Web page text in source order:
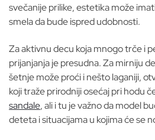
svečanije prilike, estetika može
smela da bude ispred udobnosti.
Za aktivnu decu koja mnogo trče i
prijanjanja je presudna. Za mirniju
šetnje može proći i nešto laganiji,
koji traže prirodniji osećaj pri hodu
sandale, ali i tu je važno da model
deteta i situacijama u kojima će se